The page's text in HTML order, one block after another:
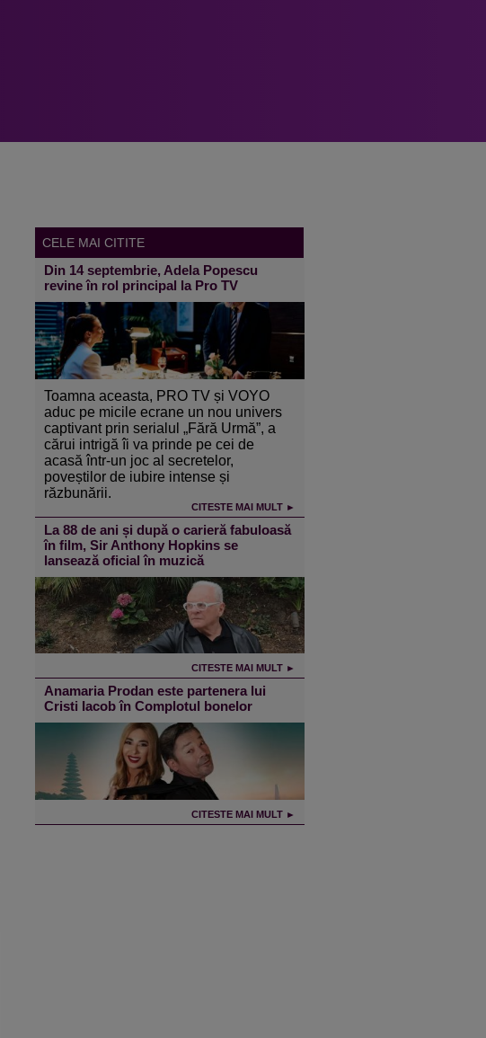
CELE MAI CITITE
Din 14 septembrie, Adela Popescu
revine în rol principal la Pro TV
Toamna aceasta, PRO TV și VOYO
aduc pe micile ecrane un nou univers
captivant prin serialul „Fără Urmă”, a
cărui intrigă îi va prinde pe cei de
acasă într-un joc al secretelor,
poveștilor de iubire intense și
răzbunării.
CITESTE MAI MULT ►
La 88 de ani și după o carieră fabuloasă
în film, Sir Anthony Hopkins se
lansează oficial în muzică
CITESTE MAI MULT ►
Anamaria Prodan este partenera lui
Cristi Iacob în Complotul bonelor
CITESTE MAI MULT ►